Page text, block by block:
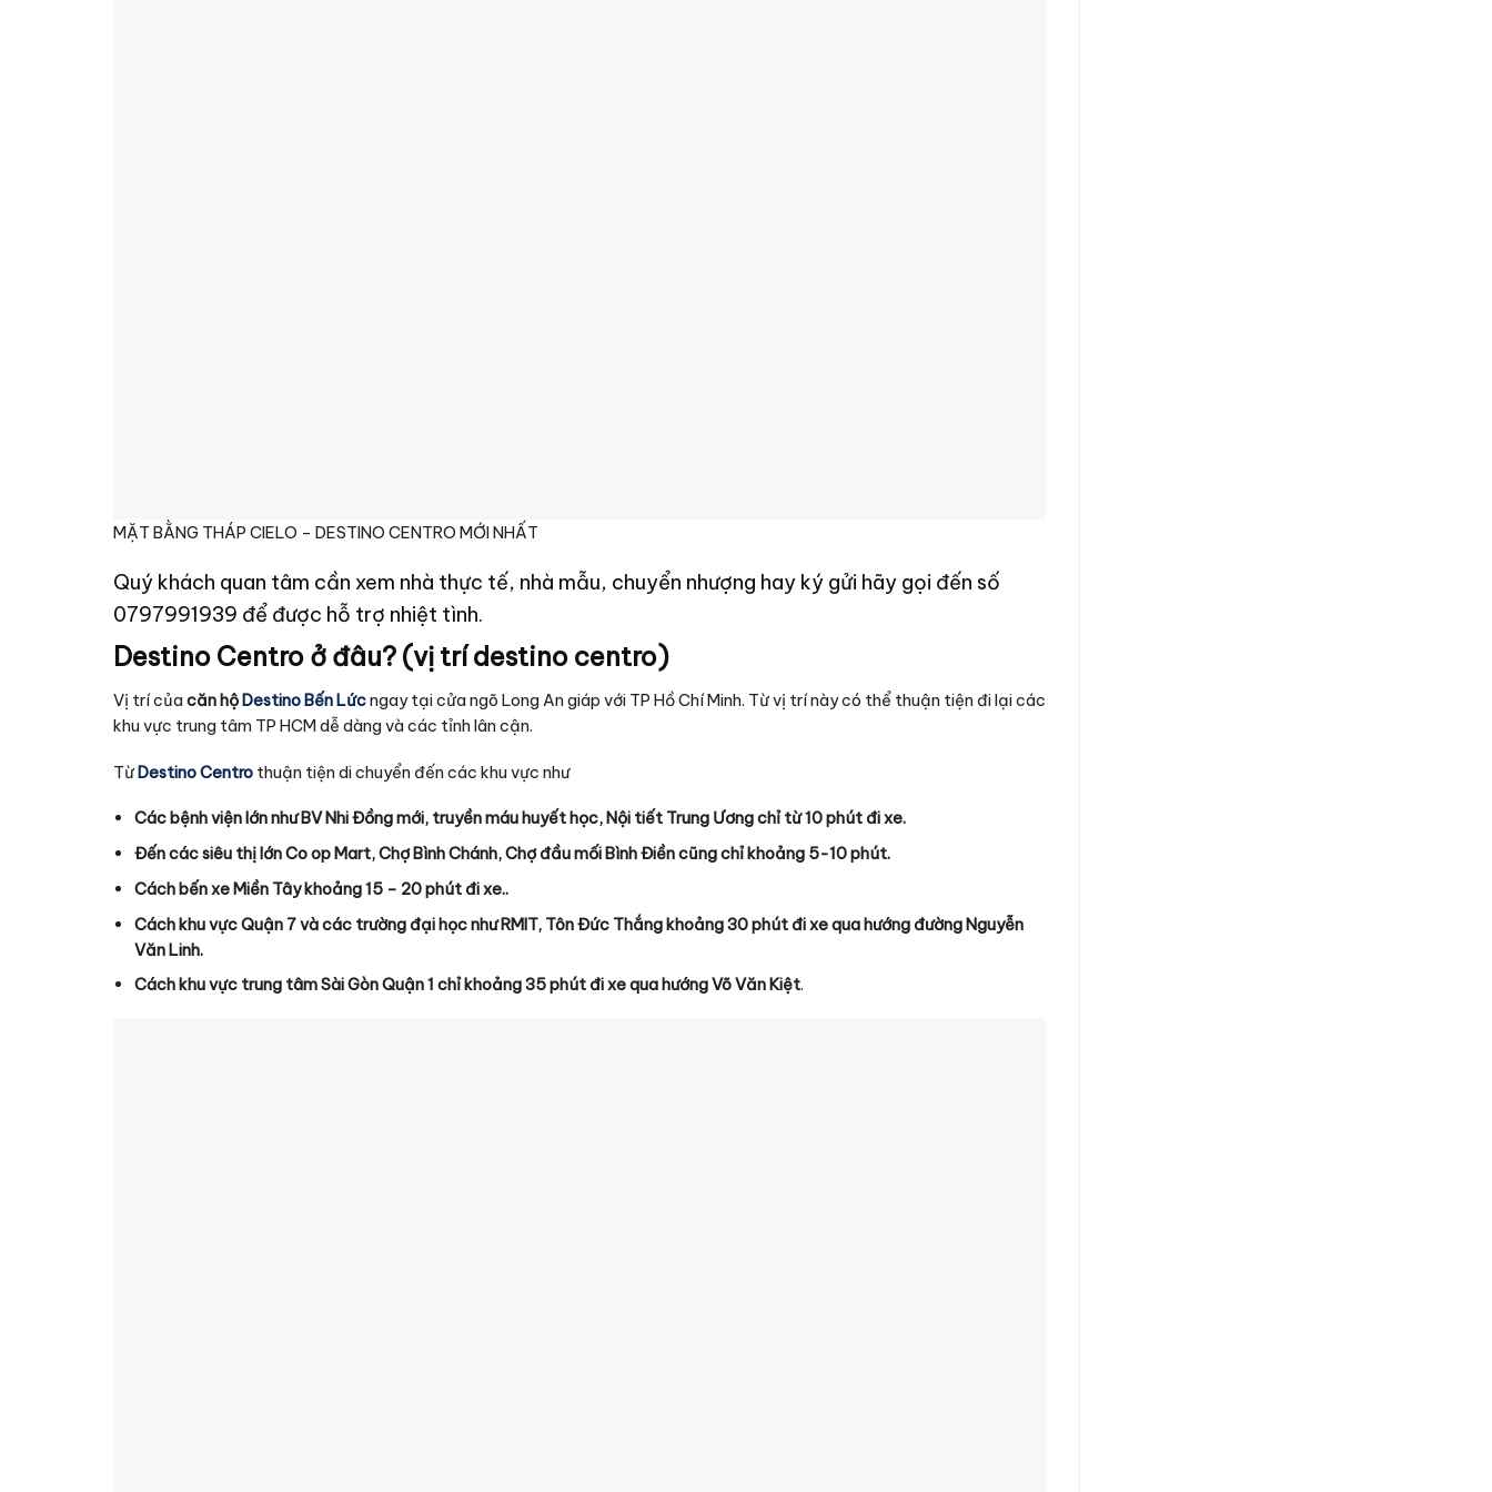
MẶT BẰNG THÁP CIELO – DESTINO CENTRO MỚI NHẤT
Quý khách quan tâm cần xem nhà thực tế, nhà mẫu, chuyển nhượng hay ký gửi hãy gọi đến số
0797991939 để được hỗ trợ nhiệt tình.
Destino Centro ở đâu? (vị trí destino centro)
Vị trí củacăn hộDestino Bến Lứcngay tại cửa ngõ Long An giáp với TP Hồ Chí Minh. Từ vị trí này có thể thuận tiện đi lại các
khu vực trung tâm TP HCM dễ dàng và các tỉnh lân cận.
TừDestino Centro thuận tiện di chuyển đến các khu vực như
Các bệnh viện lớn như BV Nhi Đồng mới, truyền máu huyết học, Nội tiết Trung Ương chỉ từ 10 phút đi xe.
Đến các siêu thị lớn Co op Mart, Chợ Bình Chánh, Chợ đầu mối Bình Điền cũng chỉ khoảng 5-10 phút.
Cách bến xe Miền Tây khoảng 15 – 20 phút đi xe..
Cách khu vực Quận 7 và các trường đại học như RMIT, Tôn Đức Thắng khoảng 30 phút đi xe qua hướng đường Nguyễn
Văn Linh.
Cách khu vực trung tâm Sài Gòn Quận 1 chỉ khoảng 35 phút đi xe qua hướng Võ Văn Kiệt.